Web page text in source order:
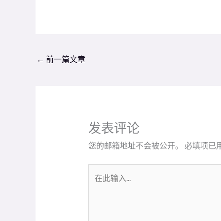
← 前一篇文章
发表评论
您的邮箱地址不会被公开。 必填项已